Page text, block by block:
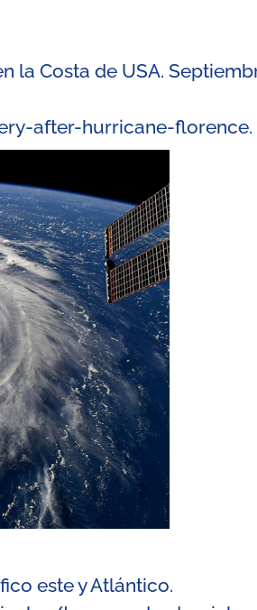
la Costa de USA.
after-hurricane-florence.
este y Atlántico.